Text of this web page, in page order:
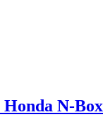
Honda N-Box